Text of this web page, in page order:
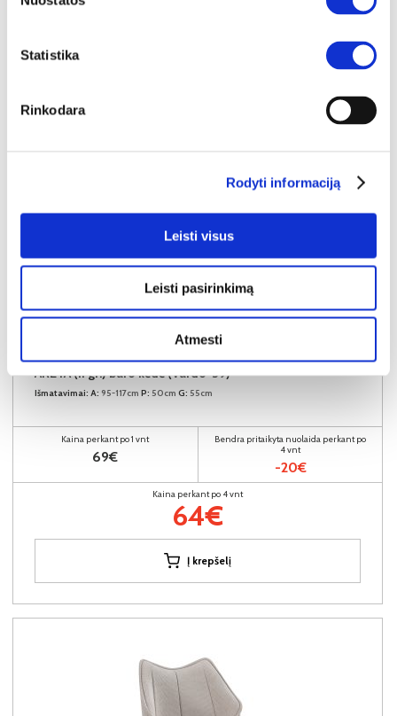
Statistika
Rinkodara
Rodyti informaciją
Leisti visus
Leisti pasirinkimą
Atmesti
ARETA (II gr.) baro kėdė (Vardo-39)
Išmatavimai: A: 95-117cm P: 50cm G: 55cm
Kaina perkant po 1 vnt
69€
Bendra pritaikyta nuolaida perkant po
4 vnt
-20€
Kaina perkant po 4 vnt
64€
Į krepšelį